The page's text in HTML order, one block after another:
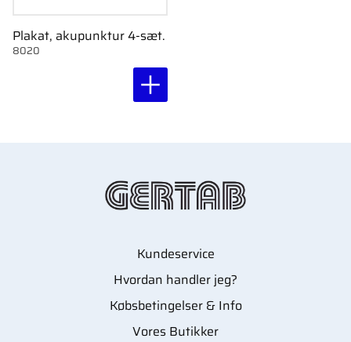
Plakat, akupunktur 4-sæt.
8020
Kundeservice
Hvordan handler jeg?
Købsbetingelser & Info
Vores Butikker